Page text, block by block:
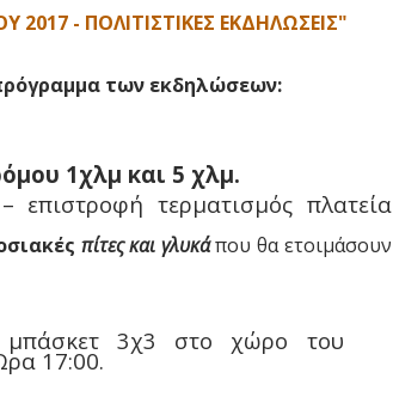
2017 - ΠΟΛΙΤΙΣΤΙΚΕΣ ΕΚΔΗΛΩΣΕΙΣ"
των εκδηλώσεων:
1χλμ και 5 χλμ.
τερματισμός πλατεία
πίτες και γλυκάπου θα ετοιμάσουν
μπάσκετ 3χ3 στο χώρο του
17:00.